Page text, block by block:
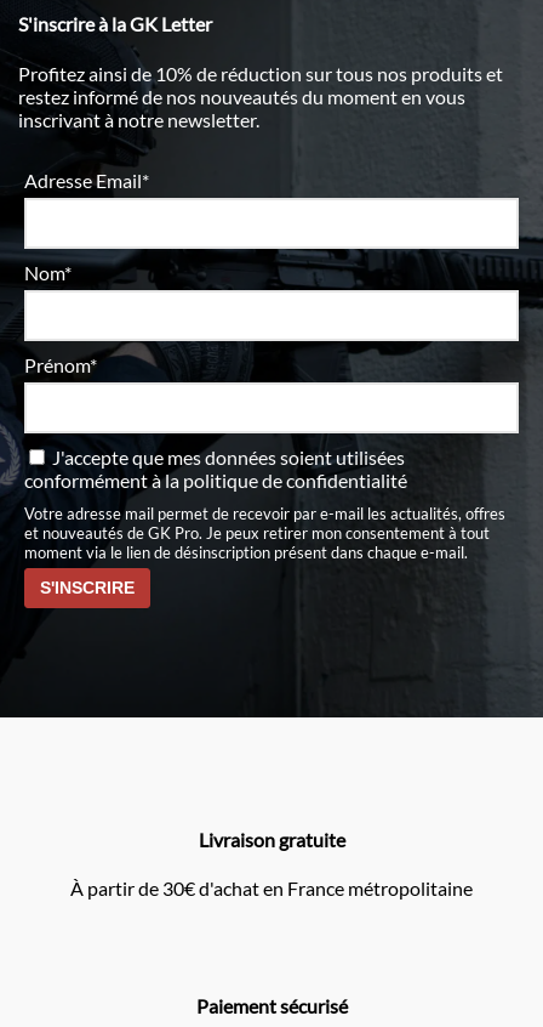
S'inscrire à la GK Letter
Profitez ainsi de 10% de réduction sur tous nos produits et
restez informé de nos nouveautés du moment en vous
inscrivant à notre newsletter.
Adresse Email*
Nom*
Prénom*
J'accepte que mes données soient utilisées
conformément àla politique de confidentialité
Votre adresse mail permet de recevoir par e-mail les actualités, offres
et nouveautés de GK Pro. Je peux retirer mon consentement à tout
moment via le lien de désinscription présent dans chaque e-mail.
Livraison gratuite
À partir de 30€ d'achat en France métropolitaine
Paiement sécurisé